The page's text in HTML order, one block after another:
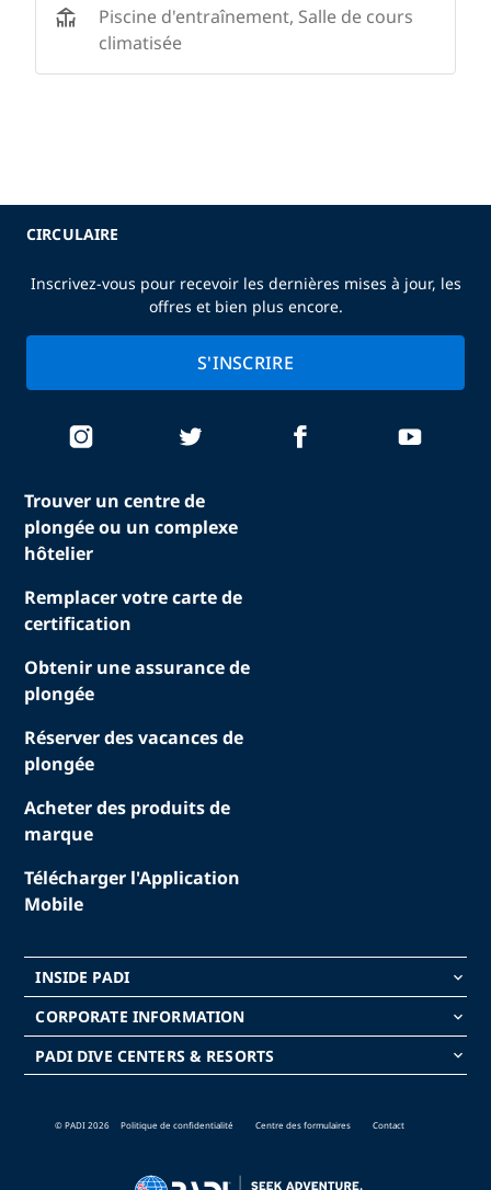
Piscine d'entraînement, Salle de cours
climatisée
Trouver un centre de
plongée ou un complexe
hôtelier
Remplacer votre carte de
certification
Obtenir une assurance de
plongée
Réserver des vacances de
plongée
Acheter des produits de
marque
Télécharger l'Application
Mobile
INSIDE PADI keyboard_arrow_down
CORPORATE INFORMATION keyboard_arrow_down
PADI DIVE CENTERS & RESORTS keyboard_arrow_down
CIRCULAIRE
Inscrivez-vous pour recevoir les dernières mises à jour, les
offres et bien plus encore.
S'INSCRIRE
© PADI 2026 Politique de confidentialité Centre des formulaires Contact